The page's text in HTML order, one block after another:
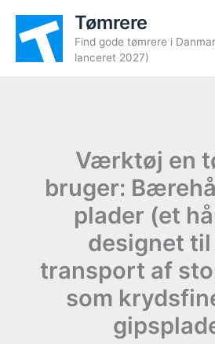
indholdet
Tømrere
Find gode tømrere i
lanceret 2027)
Værktøj en
bruger:
plader (et
designet til
transport af
som